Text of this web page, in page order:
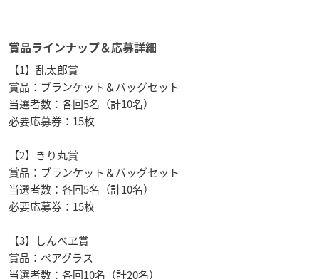
賞品ラインナップ＆応募詳細
【1】乱太郎賞
賞品：ブランケット＆バッグセット
当選者数：各回5名（計10名）
必要応募券：15枚
【2】きり丸賞
賞品：ブランケット＆バッグセット
当選者数：各回5名（計10名）
必要応募券：15枚
【3】しんべヱ賞
賞品：ペアグラス
当選者数：各回10名（計20名）